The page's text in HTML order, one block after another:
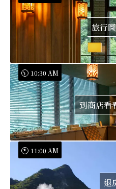
旅行
到商店看
10:30 AM
退
11:00 AM